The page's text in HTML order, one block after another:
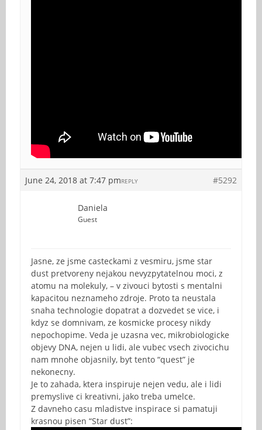
June 24, 2018 at 7:47 pm #5292
REPLY
Daniela
Guest
Jasne, ze jsme casteckami z vesmiru, jsme star
dust pretvoreny nejakou nevyzpytatelnou moci, z
atomu na molekuly, – v zivouci bytosti s mentalni
kapacitou neznameho zdroje. Proto ta neustala
snaha technologie dopatrat a dozvedet se vice, i
kdyz se domnivam, ze kosmicke procesy nikdy
nepochopime. Veda je uzasna vec, mikrobiologicke
objevy DNA, nejen u lidi, ale vubec vsech zivocichu
nam mnohe objasnily, byt tento “quest” je
nekonecny.
Je to zahada, ktera inspiruje nejen vedu, ale i lidi
premyslive ci kreativni, jako treba umelce.
Z davneho casu mladistve inspirace si pamatuji
krasnou pisen “Star dust”: